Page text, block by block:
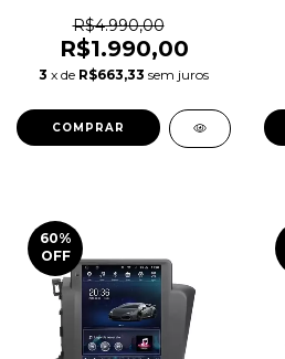
R$4.990,00
R$1.990,00
3 x de R$663,33 sem juros
60%
OFF